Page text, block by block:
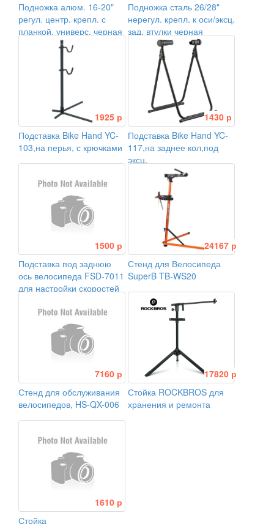
Подножка алюм. 16-20"
регул. центр. крепл. с
планкой, универс. черная
Подножка сталь 26/28"
нерегул. крепл. к оси/эксц.
зад. втулки черная
1925 р
Подставка Bike Hand YC-
103,на перья, с крючками
1430 р
Подставка Bike Hand YC-
117,на заднее кол,под
эксц.
1500 р
Подставка под заднюю
ось велосипеда FSD-7011
для настройки скоростей
24167 р
Стенд для Велосипеда
SuperB TB-WS20
7160 р
Стенд для обслуживания
велосипедов, HS-QX-006
17820 р
Стойка ROCKBROS для
хранения и ремонта
1610 р
Стойка